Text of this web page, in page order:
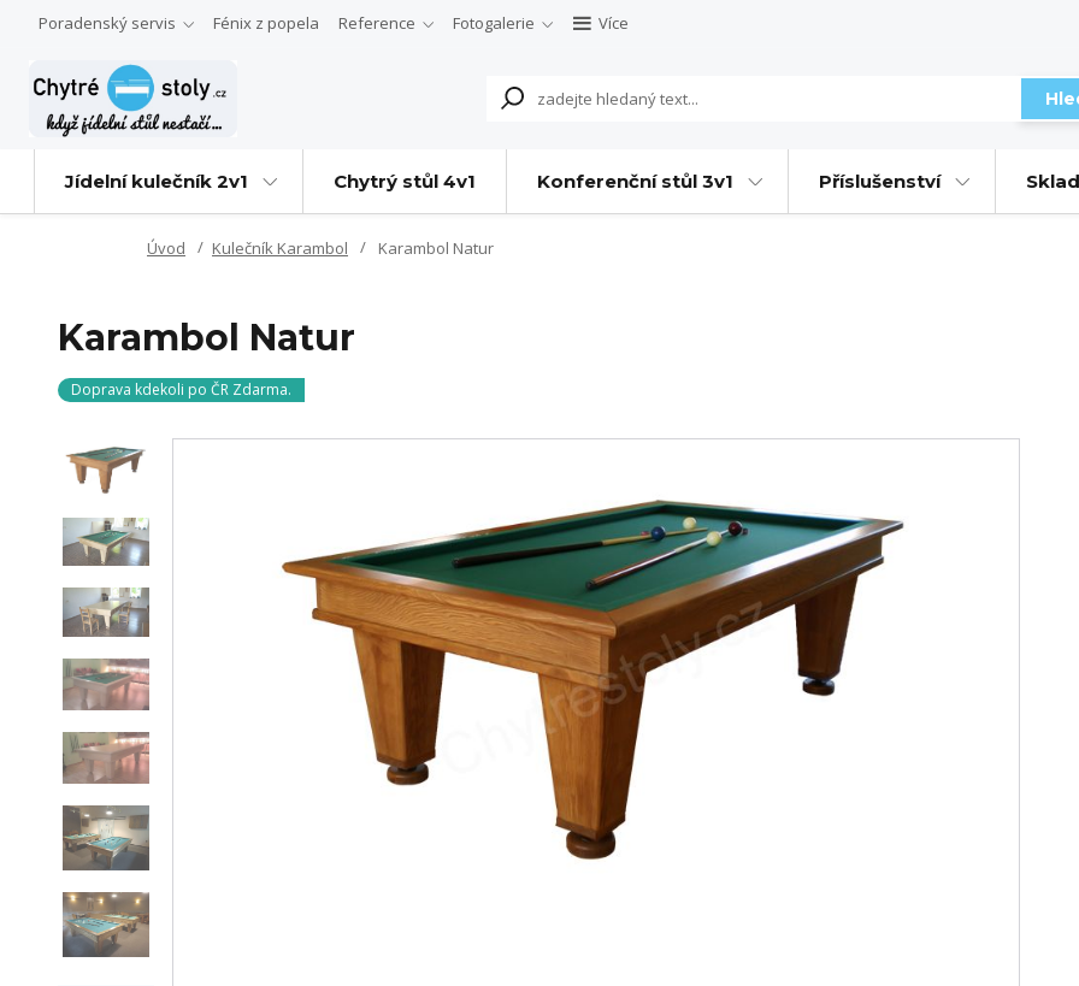
Poradenský servis Fénix z popela Reference Fotogalerie Více
Jídelní kulečník 2v1 Chytrý stůl 4v1 Konferenční stůl 3v1 Příslušenství
Úvod Kulečník Karambol Karambol Natur
Karambol Natur
Doprava kdekoli po ČR Zdarma.